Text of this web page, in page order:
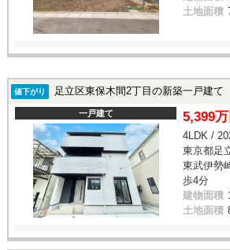
土地面積
値下がり 足立区東保木間2丁目の新築一戸建て
一戸建て 5,399万
4LDK /
東京都足
東武伊勢
歩4分
建物面積
土地面積